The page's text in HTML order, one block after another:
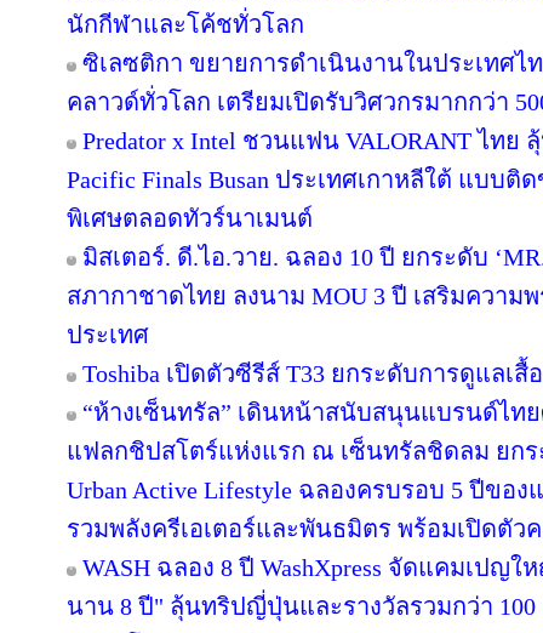
นักกีฬาและโค้ชทั่วโลก
ซิเลซติกา ขยายการดำเนินงานในประเทศไ
คลาวด์ทั่วโลก เตรียมเปิดรับวิศวกรมากกว่า
Predator x Intel ชวนแฟน VALORANT ไท
Pacific Finals Busan ประเทศเกาหลีใต้ แบบ
พิเศษตลอดทัวร์นาเมนต์
มิสเตอร์. ดี.ไอ.วาย. ฉลอง 10 ปี ยกระดับ
สภากาชาดไทย ลงนาม MOU 3 ปี เสริมความ
ประเทศ
Toshiba เปิดตัวซีรีส์ T33 ยกระดับการดูแลเ
“ห้างเซ็นทรัล” เดินหน้าสนับสนุนแบรนด์ไทย
แฟลกชิปสโตร์แห่งแรก ณ เซ็นทรัลชิดลม ยก
Urban Active Lifestyle ฉลองครบรอบ 5 ปีของ
รวมพลังครีเอเตอร์และพันธมิตร พร้อมเปิดตัว
WASH ฉลอง 8 ปี WashXpress จัดแคมเปญ
นาน 8 ปี" ลุ้นทริปญี่ปุ่นและรางวัลรวมกว่า 100